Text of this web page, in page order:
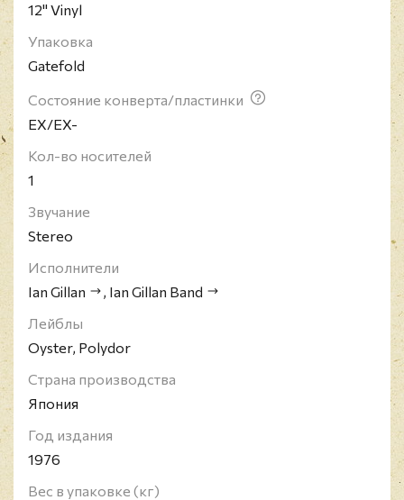
12" Vinyl
Упаковка
Gatefold
Состояние конверта/пластинки
EX/EX-
Кол-во носителей
1
Звучание
Stereo
Исполнители
Ian Gillan
, Ian Gillan Band
Лейблы
Oyster, Polydor
Страна производства
Япония
Год издания
1976
Вес в упаковке (кг)